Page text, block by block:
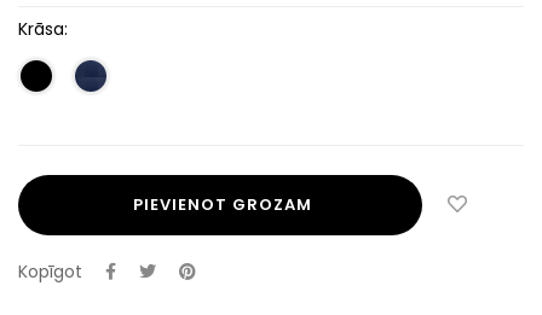
Krāsa:
PIEVIENOT GROZAM
Kopīgot